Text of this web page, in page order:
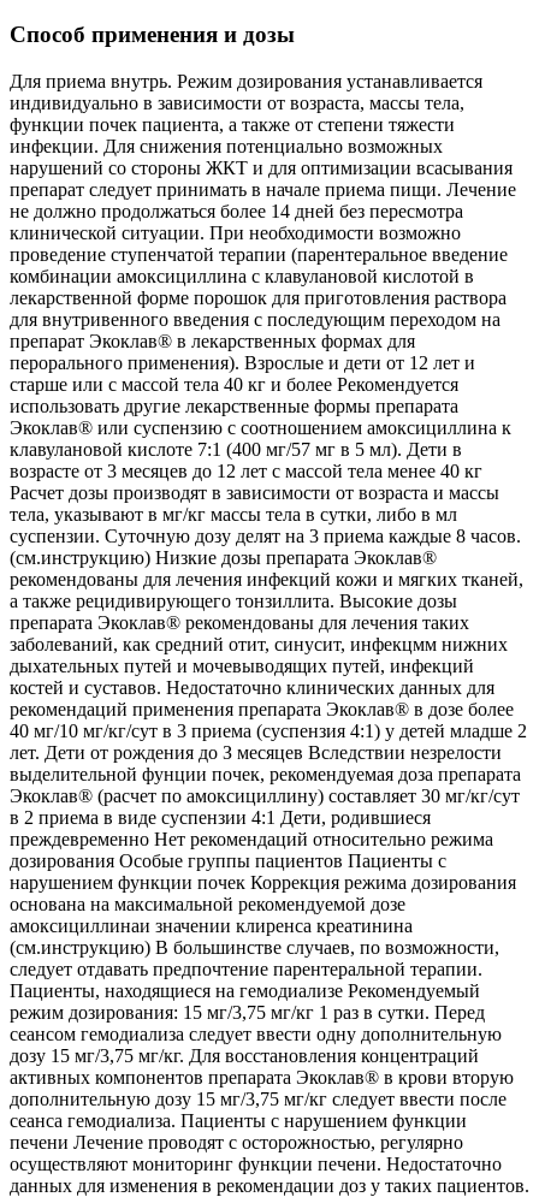
Способ применения и дозы
Для приема внутрь. Режим дозирования устанавливается
индивидуально в зависимости от возраста, массы тела,
функции почек пациента, а также от степени тяжести
инфекции. Для снижения потенциально возможных
нарушений со стороны ЖКТ и для оптимизации всасывания
препарат следует принимать в начале приема пищи. Лечение
не должно продолжаться более 14 дней без пересмотра
клинической ситуации. При необходимости возможно
проведение ступенчатой терапии (парентеральное введение
комбинации амоксициллина с клавулановой кислотой в
лекарственной форме порошок для приготовления раствора
для внутривенного введения с последующим переходом на
препарат Экоклав® в лекарственных формах для
перорального применения). Взрослые и дети от 12 лет и
старше или с массой тела 40 кг и более Рекомендуется
использовать другие лекарственные формы препарата
Экоклав® или суспензию с соотношением амоксициллина к
клавулановой кислоте 7:1 (400 мг/57 мг в 5 мл). Дети в
возрасте от 3 месяцев до 12 лет с массой тела менее 40 кг
Расчет дозы производят в зависимости от возраста и массы
тела, указывают в мг/кг массы тела в сутки, либо в мл
суспензии. Суточную дозу делят на 3 приема каждые 8 часов.
(см.инструкцию) Низкие дозы препарата Экоклав®
рекомендованы для лечения инфекций кожи и мягких тканей,
а также рецидивирующего тонзиллита. Высокие дозы
препарата Экоклав® рекомендованы для лечения таких
заболеваний, как средний отит, синусит, инфекцмм нижних
дыхательных путей и мочевыводящих путей, инфекций
костей и суставов. Недостаточно клинических данных для
рекомендаций применения препарата Экоклав® в дозе более
40 мг/10 мг/кг/сут в 3 приема (суспензия 4:1) у детей младше 2
лет. Дети от рождения до З месяцев Вследствии незрелости
выделительной фунции почек, рекомендуемая доза препарата
Экоклав® (расчет по амоксициллину) составляет 30 мг/кг/сут
в 2 приема в виде суспензии 4:1 Дети, родившиеся
преждевременно Нет рекомендаций относительно режима
дозирования Особые группы пациентов Пациенты с
нарушением функции почек Коррекция режима дозирования
основана на максимальной рекомендуемой дозе
амоксициллинаи значении клиренса креатинина
(см.инструкцию) В большинстве случаев, по возможности,
следует отдавать предпочтение парентеральной терапии.
Пациенты, находящиеся на гемодиализе Рекомендуемый
режим дозирования: 15 мг/3,75 мг/кг 1 раз в сутки. Перед
сеансом гемодиализа следует ввести одну дополнительную
дозу 15 мг/3,75 мг/кг. Для восстановления концентраций
активных компонентов препарата Экоклав® в крови вторую
дополнительную дозу 15 мг/3,75 мг/кг следует ввести после
сеанса гемодиализа. Пациенты с нарушением функции
печени Лечение проводят с осторожностью, регулярно
осуществляют мониторинг функции печени. Недостаточно
данных для изменения в рекомендации доз у таких пациентов.